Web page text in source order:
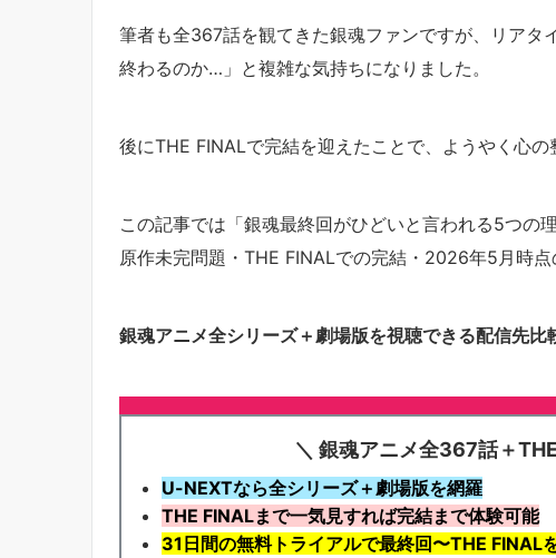
筆者も全367話を観てきた銀魂ファンですが、リア
終わるのか…」と複雑な気持ちになりました。
後にTHE FINALで完結を迎えたことで、ようやく心の
この記事では「銀魂最終回がひどいと言われる5つの
原作未完問題・THE FINALでの完結・2026年5月時点
銀魂アニメ全シリーズ＋劇場版を視聴できる配信先比
＼ 銀魂アニメ全367話＋
U-NEXTなら全シリーズ＋劇場版を網羅
THE FINALまで一気見すれば完結まで体験可能
31日間の無料トライアルで最終回〜THE FINAL